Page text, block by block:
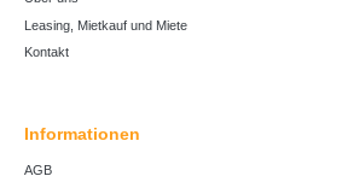
Leasing, Mietkauf und Miete
Kontakt
Informationen
AGB